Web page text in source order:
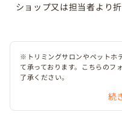
ショップ又は担当者より
※トリミングサロンやペットホ
て承っております。こちらのフ
了承ください。
続